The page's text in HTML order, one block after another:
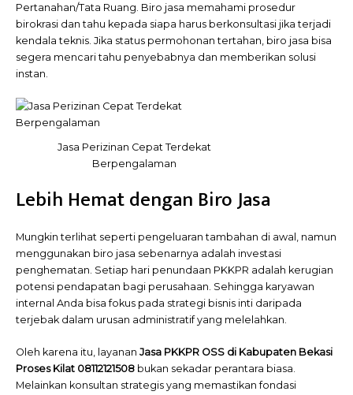
Pertanahan/Tata Ruang. Biro jasa memahami prosedur
birokrasi dan tahu kepada siapa harus berkonsultasi jika terjadi
kendala teknis. Jika status permohonan tertahan, biro jasa bisa
segera mencari tahu penyebabnya dan memberikan solusi
instan.
Jasa Perizinan Cepat Terdekat
Berpengalaman
Lebih Hemat dengan Biro Jasa
Mungkin terlihat seperti pengeluaran tambahan di awal, namun
menggunakan biro jasa sebenarnya adalah investasi
penghematan. Setiap hari penundaan PKKPR adalah kerugian
potensi pendapatan bagi perusahaan. Sehingga karyawan
internal Anda bisa fokus pada strategi bisnis inti daripada
terjebak dalam urusan administratif yang melelahkan.
Oleh karena itu, layanan Jasa PKKPR OSS di Kabupaten Bekasi
Proses Kilat 08112121508 bukan sekadar perantara biasa.
Melainkan konsultan strategis yang memastikan fondasi